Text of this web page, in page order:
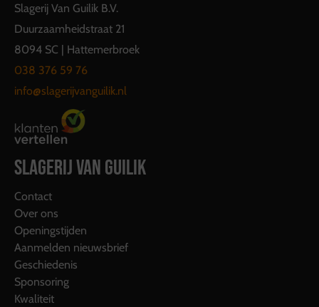
Slagerij Van Guilik B.V.
Duurzaamheidstraat 21
8094 SC | Hattemerbroek
038 376 59 76
info@slagerijvanguilik.nl
SLAGERIJ VAN GUILIK
Contact
Over ons
Openingstijden
Aanmelden nieuwsbrief
Geschiedenis
Sponsoring
Kwaliteit